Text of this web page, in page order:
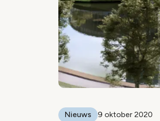
Nieuws 9 oktober 2020